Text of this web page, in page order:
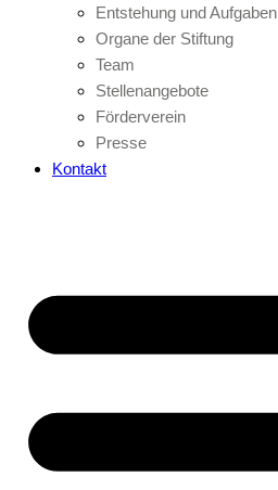
Entstehung und Aufgaben
Organe der Stiftung
Team
Stellenangebote
Förderverein
Presse
Kontakt